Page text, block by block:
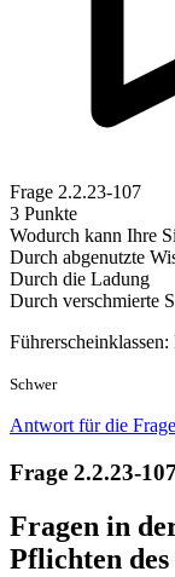
Frage 2.2.23-107
3 Punkte
Wodurch kann Ihre
Durch abgenutzte
Durch die Ladung
Durch verschmierte
Schwer
Antwort für die
Frage 2.2.23-
Fragen in
Pflichten